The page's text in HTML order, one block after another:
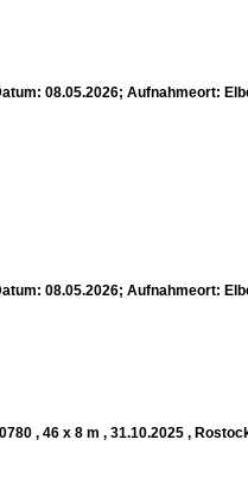
08.05.2026; Aufnahmeort:
08.05.2026; Aufnahmeort:
, 46 x 8 m , 31.10.2025 ,